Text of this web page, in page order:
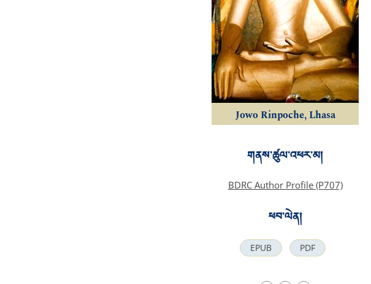
Jowo Rinpoche, Lhasa
གནས་ཚུལ་འཕར་མ།
BDRC Author Profile (P707)
ཕབ་ལེན།
EPUB PDF